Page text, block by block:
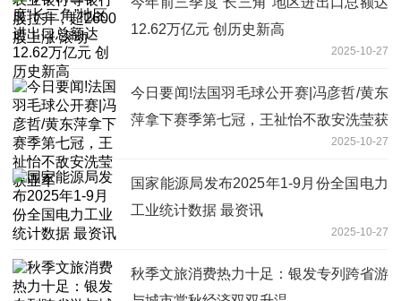
12.62万亿元 创历史新高
2025-10-27
今日要闻!法国羽毛球公开赛|冯彦哲/黄东
萍拿下赛季第七冠，王祉怡不敌安洗莹获
2025-10-27
国家能源局发布2025年1-9月份全国电力
工业统计数据 最资讯
2025-10-27
秋季文旅消费热力十足：银发专列跨省游